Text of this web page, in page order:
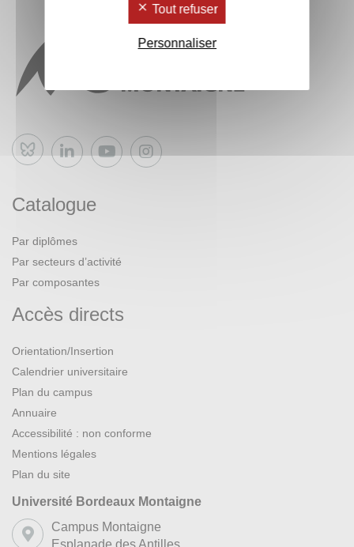
Bluesky
Catalogue
Par diplômes
Par secteurs d’activité
Par composantes
Accès directs
Orientation/Insertion
Calendrier universitaire
Plan du campus
Annuaire
Accessibilité : non conforme
Mentions légales
Plan du site
Université Bordeaux Montaigne
Campus Montaigne
Esplanade des Antilles
Tout refuser
Personnaliser